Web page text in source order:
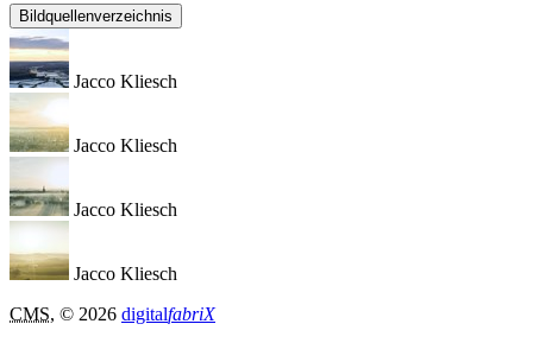
Bildquellenverzeichnis
Jacco Kliesch
Jacco Kliesch
Jacco Kliesch
Jacco Kliesch
CMS, © 2026 digitalfabriX